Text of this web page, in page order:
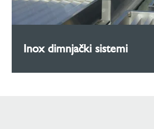
Inox dimnjački sistemi